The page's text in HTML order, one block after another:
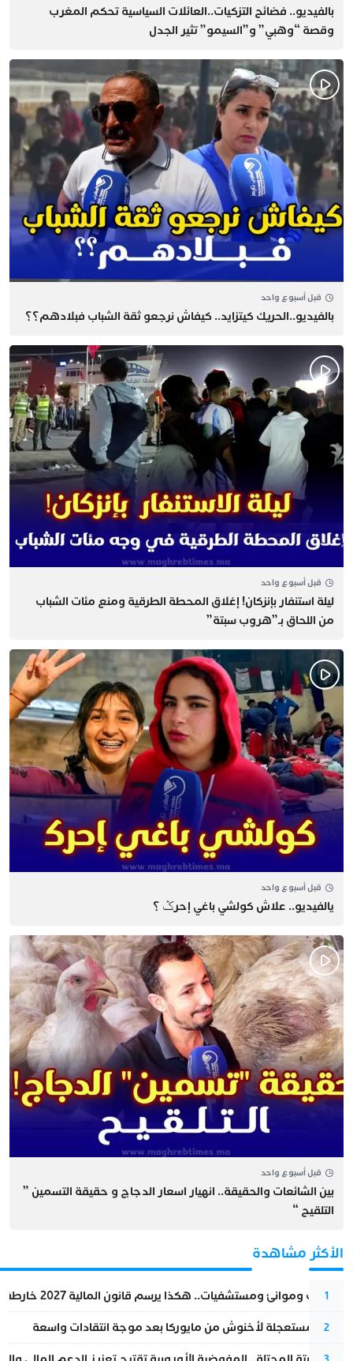
بالفيديو.. فضائح التزكيات..العائلات السياسية تحكم المغرب
وقصة “وهبي” و”السيمو” تثير الجدل
قبل أسبوع واحد
بالفيديو..الحريك كيتزايد.. كيفاش نرجعو ثقة الشباب فبلادهم؟؟
قبل أسبوع واحد
​ليلة استنفار بإنزكان! إغلاق المحطة الطرقية ومنع مئات الشباب
من اللحاق بـ”هروب سبتة”
قبل أسبوع واحد
يالفيديو.. علاش كولشي باغي إحرݣ ؟
قبل أسبوع واحد
بين الشائعات والحقيقة.. انهيار اسعار الدجاج و حقيقة التسمين ”
التلقيح “
الأكثر مشاهدة
1
قطارات وموانئ ومستشفيات.. هكذا يرسم قانون المالية 2027 خارطة المغرب المقبل
2
عودة مستعجلة لأخنوش من مايوركا بعد موجة انتقادات واسعة